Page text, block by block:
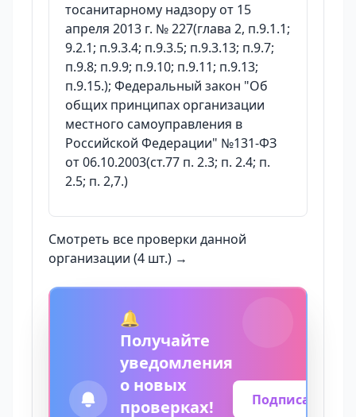
тосанитарному надзору от 15
апреля 2013 г. № 227(глава 2, п.9.1.1;
9.2.1; п.9.3.4; п.9.3.5; п.9.3.13; п.9.7;
п.9.8; п.9.9; п.9.10; п.9.11; п.9.13;
п.9.15.); Федеральный закон "Об
общих принципах организации
местного самоуправления в
Российской Федерации" №131-ФЗ
от 06.10.2003(ст.77 п. 2.3; п. 2.4; п.
2.5; п. 2,7.)
Смотреть все проверки данной
организации (4 шт.) →
🔔
Получайте
уведомления
о новых
проверках!
Подписаться